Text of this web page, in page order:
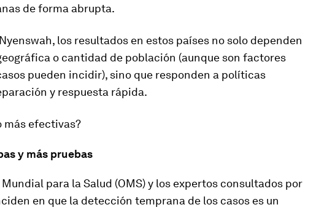
de forma abrupta.
los resultados en estos países no solo dependen
o cantidad de población (aunque son factores
pueden incidir), sino que responden a políticas
y respuesta rápida.
más efectivas?
y más pruebas
para la Salud (OMS) y los expertos consultados por
en que la detección temprana de los casos es un